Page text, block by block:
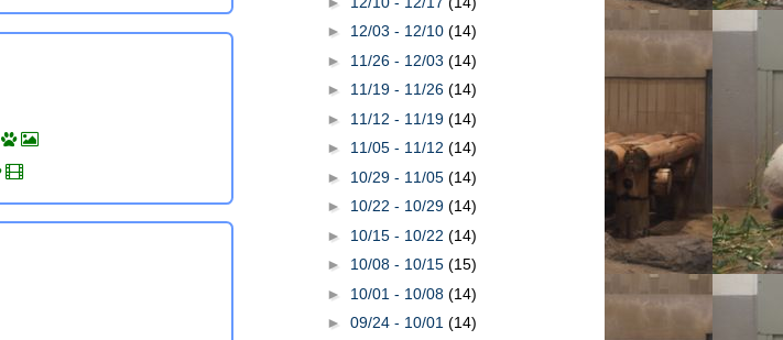
► 12/03 - 12/10 (14)
► 11/26 - 12/03 (14)
► 11/19 - 11/26 (14)
► 11/12 - 11/19 (14)
► 11/05 - 11/12 (14)
► 10/29 - 11/05 (14)
► 10/22 - 10/29 (14)
► 10/15 - 10/22 (14)
► 10/08 - 10/15 (15)
► 10/01 - 10/08 (14)
► 09/24 - 10/01 (14)